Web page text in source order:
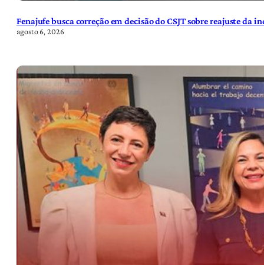
Fenajufe busca correção em decisão do CSJT sobre reajuste da
agosto 6, 2026